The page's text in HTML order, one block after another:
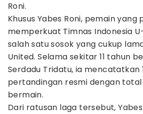
Roni.
Khusus Yabes Roni, pemain yang
memperkuat Timnas Indonesia
salah satu sosok yang cukup
United. Selama sekitar 11 tahun
Serdadu Tridatu, ia mencatatkan
pertandingan resmi dengan total
bermain.
Dari ratusan laga tersebut,